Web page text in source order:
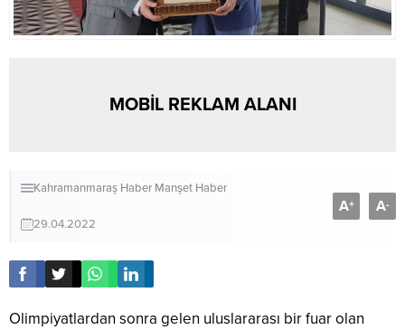
MOBİL REKLAM ALANI
Kahramanmaraş Haber Manşet Haber
29.04.2022
A+ A-
Olimpiyatlardan sonra gelen uluslararası bir fuar olan